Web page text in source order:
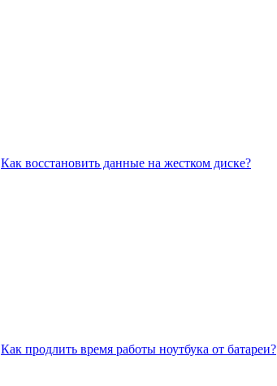
Как восстановить данные на жестком диске?
Как продлить время работы ноутбука от батареи?